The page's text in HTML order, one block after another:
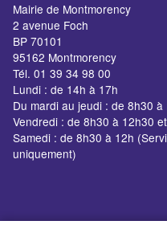
Mairie de Montmorency
2 avenue Foch
BP 70101
95162 Montmorency
Tél. 01 39 34 98 00
Lundi : de 14h à 17h
Du mardi au jeudi : de 8h30
Vendredi : de 8h30 à 12h30
Samedi : de 8h30 à 12h
uniquement)